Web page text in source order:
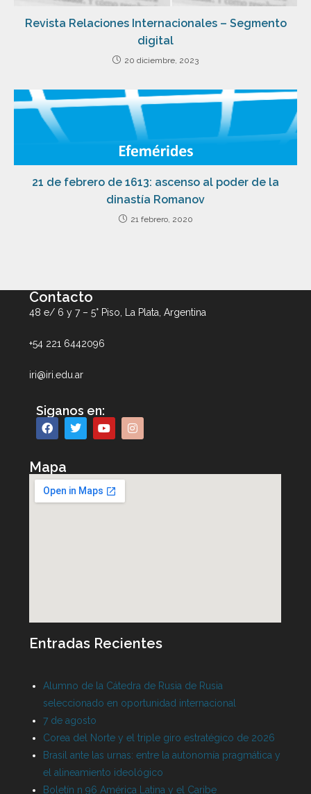
Revista Relaciones Internacionales – Segmento
digital
20 diciembre, 2023
21 de febrero de 1613: ascenso al poder de la
dinastía Romanov
21 febrero, 2020
Contacto
48 e/ 6 y 7 – 5° Piso, La Plata, Argentina
+54 221 6442096
iri@iri.edu.ar
Siganos en:
Mapa
Entradas Recientes
Alumno de la Cátedra de Rusia de Rusia
seleccionado en oportunidad internacional
7 de agosto
Corea del Norte y el triple giro estratégico de 2026
Brasil ante las urnas: entre la autonomía pragmática y
el alineamiento ideológico
Boletín n 96 América Latina y el Caribe